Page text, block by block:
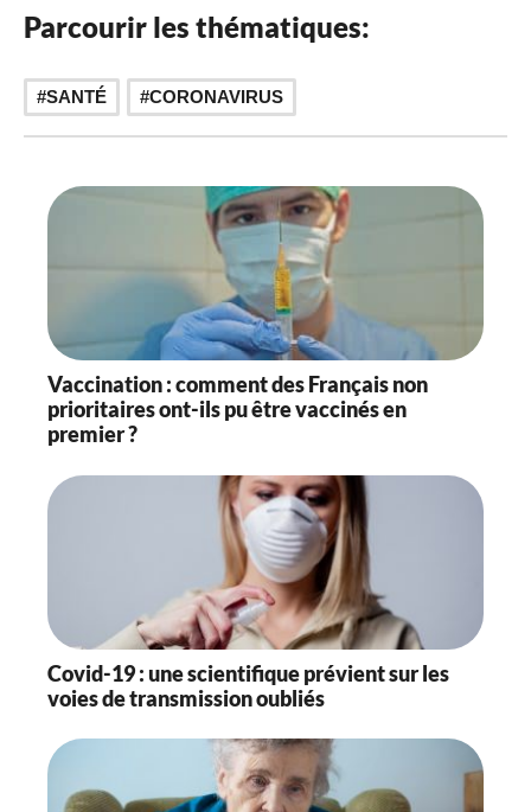
Parcourir les thématiques:
SANTÉ CORONAVIRUS
Vaccination : comment des Français non
prioritaires ont-ils pu être vaccinés en
premier ?
Covid-19 : une scientifique prévient sur les
voies de transmission oubliés